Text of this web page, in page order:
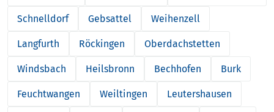
Schnelldorf Gebsattel Weihenzell
Langfurth Röckingen Oberdachstetten
Windsbach Heilsbronn Bechhofen Burk
Feuchtwangen Weiltingen Leutershausen